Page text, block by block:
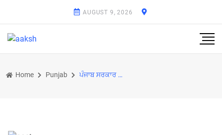
AUGUST 9, 2026
Home Punjab ਪੰਜਾਬ ਸਰਕਾਰ ਵਿਛਾਏਗੀ 7 ਹਜ਼ਾਰ ਕਿਲੋਮੀਟਰ ਪਾਈਪ ਲਾਈਨਾਂ : ਮੁੱਖ ਮੰਤਰੀ